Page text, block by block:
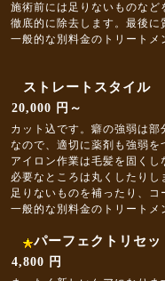
施術前には足りないものな
徹底的に除去します。最後に
一般的な別料金のトリートメ
ストレートスタイル
20,000 円～
カット込です。癖の強弱は部
なので、適切に薬剤も強弱を
アイロン作業は毛髪を固くし
必要なところは丸くしたりし
足りないものを補ったり、コ
一般的な別料金のトリートメ
パーフェクトリセ
4,800 円